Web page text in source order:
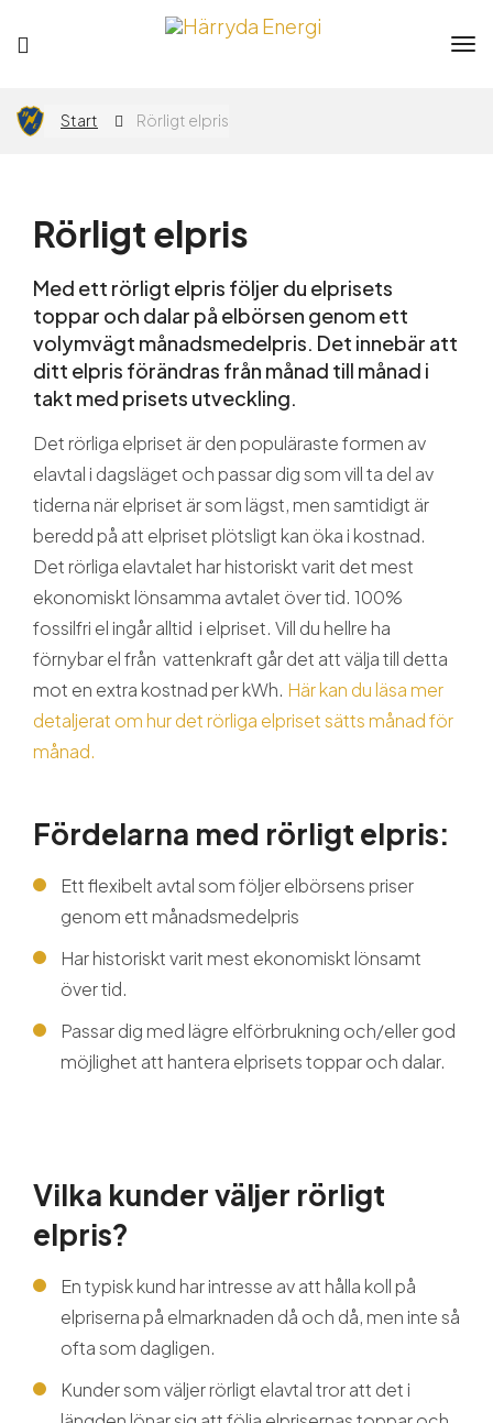
Privat
Elnät
Flytta
Guider och tips
Om oss
Start Rörligt elpris
Rörligt elpris
Med ett rörligt elpris följer du elprisets
toppar och dalar på elbörsen genom ett
volymvägt månadsmedelpris. Det innebär att
ditt elpris förändras från månad till månad i
takt med prisets utveckling.
Det rörliga elpriset är den populäraste formen av
elavtal i dagsläget och passar dig som vill ta del av
tiderna när elpriset är som lägst, men samtidigt är
beredd på att elpriset plötsligt kan öka i kostnad.
Det rörliga elavtalet har historiskt varit det mest
ekonomiskt lönsamma avtalet över tid. 100%
fossilfri el ingår alltid i elpriset. Vill du hellre ha
förnybar el från vattenkraft går det att välja till detta
mot en extra kostnad per kWh. Här kan du läsa mer
detaljerat om hur det rörliga elpriset sätts månad för
månad.
Fördelarna med rörligt elpris:
Ett flexibelt avtal som följer elbörsens priser
genom ett månadsmedelpris
Har historiskt varit mest ekonomiskt lönsamt
över tid.
Passar dig med lägre elförbrukning och/eller god
möjlighet att hantera elprisets toppar och dalar.
Vilka kunder väljer rörligt
elpris?
En typisk kund har intresse av att hålla koll på
elpriserna på elmarknaden då och då, men inte så
ofta som dagligen.
Kunder som väljer rörligt elavtal tror att det i